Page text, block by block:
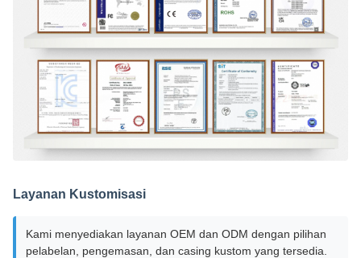
Layanan Kustomisasi
Kami menyediakan layanan OEM dan ODM dengan pilihan
pelabelan, pengemasan, dan casing kustom yang tersedia.